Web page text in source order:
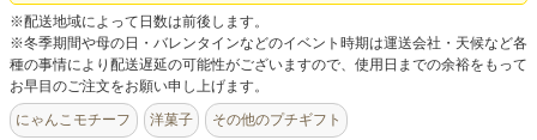
※配送地域によって日数は前後します。
※冬季期間や母の日・バレンタインなどのイベント時期は運送会社・天候など各
種の事情により配送遅延の可能性がございますので、使用日までの余裕をもって
お早目のご注文をお願い申し上げます。
にゃんこモチーフ 洋菓子 その他のプチギフト